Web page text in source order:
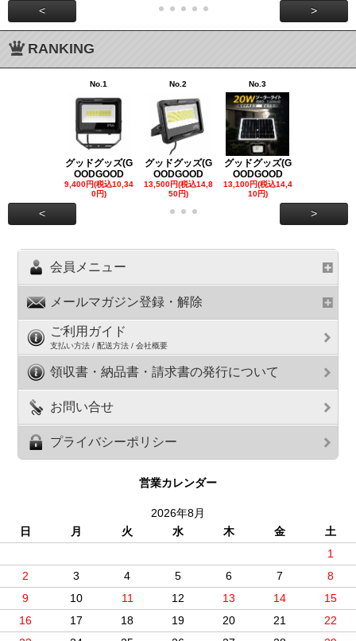
< >
RANKING
No.1
グッドグッズ(G
OODGOOD
9,400円(税込10,34
0円)
No.2
グッドグッズ(G
OODGOOD
13,500円(税込14,8
50円)
No.3
グッドグッズ(G
OODGOOD
13,100円(税込14,4
10円)
< >
会員メニュー
メールマガジン登録・解除
ご利用ガイド
支払い方法 / 配送方法 / 会社概要
領収書・納品書・請求書の発行について
お問い合せ
プライバシーポリシー
営業カレンダー
2026年8月
日
月 火 水 木 金
土
1
2
3 4 5 6 7
8
9
10 11 12 13 14
15
16
17 18 19 20 21
22